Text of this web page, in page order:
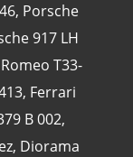
, Porsche
917 LH
T33-
, Ferrari
B 002,
, Diorama